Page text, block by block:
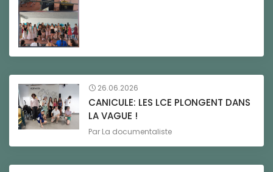
26.06.2026
CANICULE: LES LCE PLONGENT DANS
LA VAGUE !
Par La documentaliste